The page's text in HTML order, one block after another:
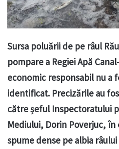
Sursa poluării de pe râul
pompare a Regiei Apă
economic responsabil nu a
identificat. Precizările au
către șeful Inspectoratului
Mediului, Dorin Poverjuc,
spume dense pe albia